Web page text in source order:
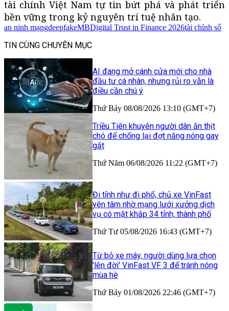
tài chính Việt Nam tự tin bứt phá và phát triển
bền vững trong kỷ nguyên trí tuệ nhân tạo.
an ninh mạngdeepfakeMBDigital Trust in Finance 2026tài chính số
TIN CÙNG CHUYÊN MỤC
AI đang mở cánh cửa mới cho nhà
đầu tư cá nhân, nhưng rủi ro vẫn là
điều cần chú ý
Thứ Bảy 08/08/2026 13:10 (GMT+7)
Triều Tiên khuyên người dân ăn thịt
chó để chống lại đợt nắng nóng gay
gắt
Thứ Năm 06/08/2026 11:22 (GMT+7)
Đi tỉnh như đi phố, chủ xe VinFast
yên tâm nhờ mạng lưới xưởng dịch
vụ có mặt khắp 34 tỉnh, thành phố
Thứ Tư 05/08/2026 16:43 (GMT+7)
Từ bỏ xe máy, người dùng lựa chọn
'lên đời' VinFast VF 3 để tránh nóng
mùa hè
Thứ Bảy 01/08/2026 22:46 (GMT+7)